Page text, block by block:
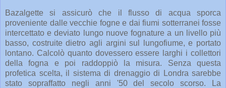
Bazalgette si assicurò che il flusso di acqua sporca
proveniente dalle vecchie fogne e dai fiumi sotterranei fosse
intercettato e deviato lungo nuove fognature a un livello più
basso, costruite dietro agli argini sul lungofiume, e portato
lontano. Calcolò quanto dovessero essere larghi i collettori
della fogna e poi raddoppiò la misura. Senza questa
profetica scelta, il sistema di drenaggio di Londra sarebbe
stato sopraffatto negli anni '50 del secolo scorso. La